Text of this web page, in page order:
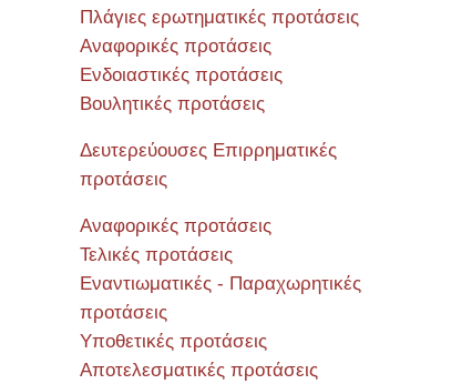
Πλάγιες ερωτηματικές προτάσεις
Αναφορικές προτάσεις
Ενδοιαστικές προτάσεις
Βουλητικές προτάσεις
Δευτερεύουσες Επιρρηματικές
προτάσεις
Αναφορικές προτάσεις
Τελικές προτάσεις
Εναντιωματικές - Παραχωρητικές
προτάσεις
Υποθετικές προτάσεις
Αποτελεσματικές προτάσεις